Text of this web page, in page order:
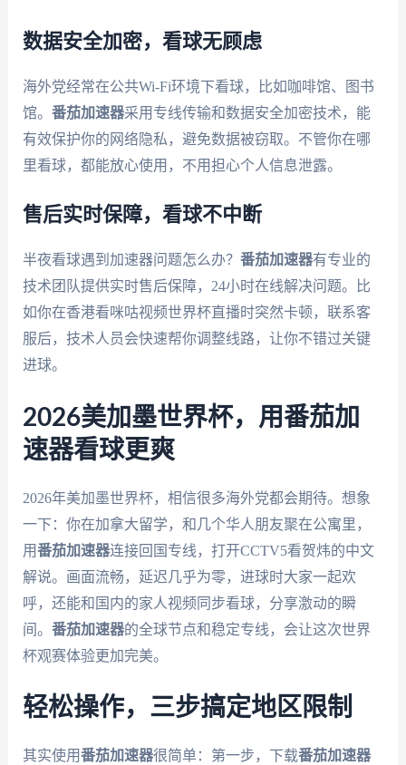
数据安全加密，看球无顾虑
海外党经常在公共Wi-Fi环境下看球，比如咖啡馆、图书
馆。 番茄加速器采用专线传输和数据安全加密技术，能
有效保护你的网络隐私，避免数据被窃取。不管你在哪
里看球，都能放心使用，不用担心个人信息泄露。
售后实时保障，看球不中断
半夜看球遇到加速器问题怎么办？ 番茄加速器有专业的
技术团队提供实时售后保障，24小时在线解决问题。比
如你在香港看咪咕视频世界杯直播时突然卡顿，联系客
服后，技术人员会快速帮你调整线路，让你不错过关键
进球。
2026美加墨世界杯，用番茄加
速器看球更爽
2026年美加墨世界杯，相信很多海外党都会期待。想象
一下：你在加拿大留学，和几个华人朋友聚在公寓里，
用番茄加速器连接回国专线，打开CCTV5看贺炜的中文
解说。画面流畅，延迟几乎为零，进球时大家一起欢
呼，还能和国内的家人视频同步看球，分享激动的瞬
间。 番茄加速器的全球节点和稳定专线，会让这次世界
杯观赛体验更加完美。
轻松操作，三步搞定地区限制
其实使用番茄加速器很简单：第一步，下载番茄加速器